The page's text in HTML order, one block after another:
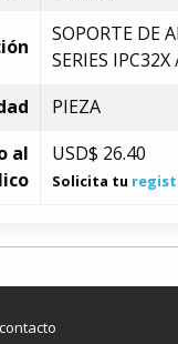
SOPORTE DE
SERIES
PIEZA
al
USD$ 26.40
Solicita tu
contacto